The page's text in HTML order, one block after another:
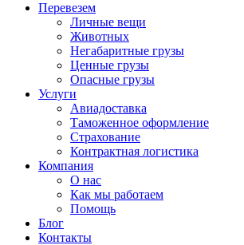
Перевезем
Личные вещи
Животных
Негабаритные грузы
Ценные грузы
Опасные грузы
Услуги
Авиадоставка
Таможенное оформление
Страхование
Контрактная логистика
Компания
О нас
Как мы работаем
Помощь
Блог
Контакты